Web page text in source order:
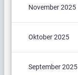
November 2025
Oktober 2025
September 2025